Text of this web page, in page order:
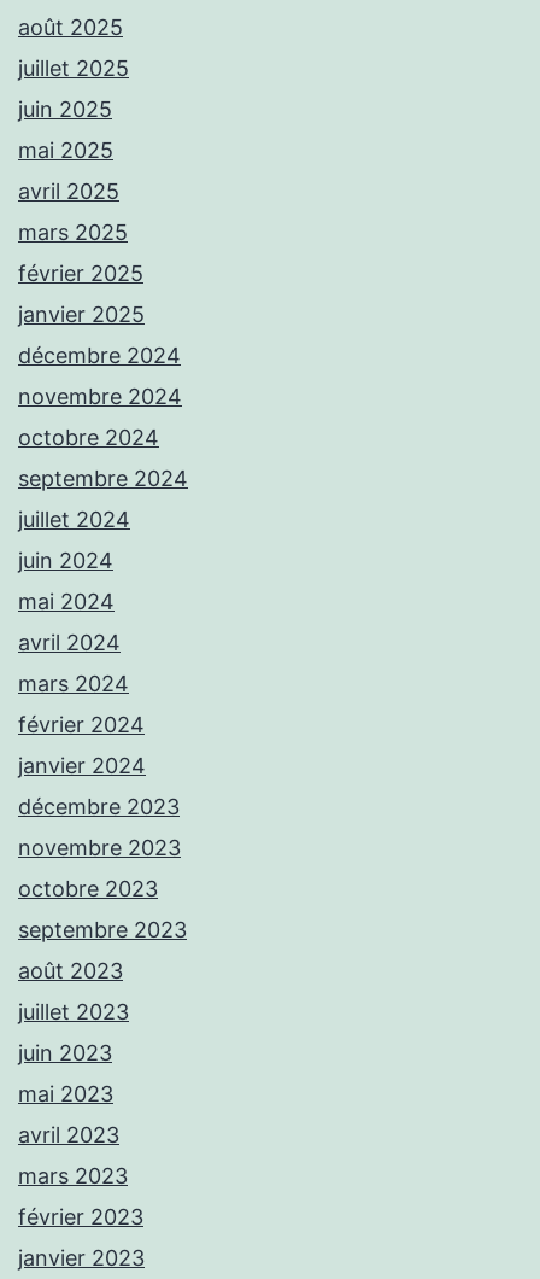
août 2025
juillet 2025
juin 2025
mai 2025
avril 2025
mars 2025
février 2025
janvier 2025
décembre 2024
novembre 2024
octobre 2024
septembre 2024
juillet 2024
juin 2024
mai 2024
avril 2024
mars 2024
février 2024
janvier 2024
décembre 2023
novembre 2023
octobre 2023
septembre 2023
août 2023
juillet 2023
juin 2023
mai 2023
avril 2023
mars 2023
février 2023
janvier 2023